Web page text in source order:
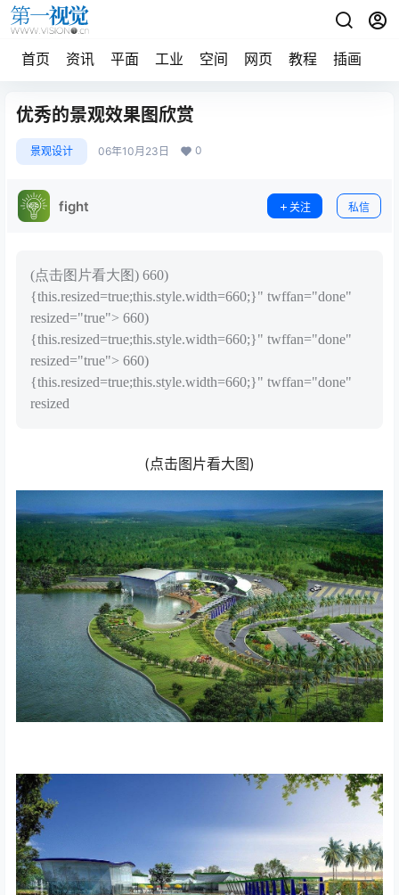
首页 资讯 平面 工业 空间 网页 教程 插画
优秀的景观效果图欣赏
景观设计 06年10月23日 0
fight 关注 私信
(点击图片看大图) 660)
{this.resized=true;this.style.width=660;}" twffan="done"
resized="true"> 660)
{this.resized=true;this.style.width=660;}" twffan="done"
resized="true"> 660)
{this.resized=true;this.style.width=660;}" twffan="done"
resized
(点击图片看大图)